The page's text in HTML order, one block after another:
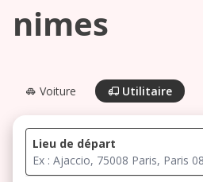
nimes
Voiture Utilitaire
Lieu de départ
Commencez
votre
agences à